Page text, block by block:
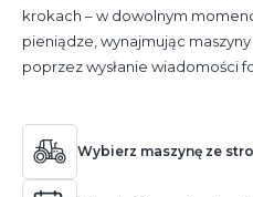
krokach – w dowolnym
pieniądze, wynajmując
poprzez wysłanie wiadomości
Wybierz maszynę ze